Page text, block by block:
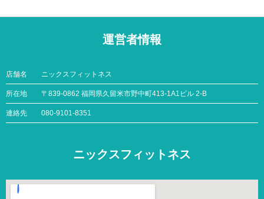
運営者情報
店舗名 ニックスフィットネス
所在地 〒839-0862 福岡県久留米市野中町413-1A1ビル 2-B
連絡先 080-9101-8351
ニックスフィットネス